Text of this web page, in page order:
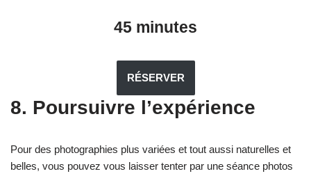
45 minutes
RÉSERVER
8. Poursuivre l’expérience
Pour des photographies plus variées et tout aussi naturelles et
belles, vous pouvez vous laisser tenter par une séance photos